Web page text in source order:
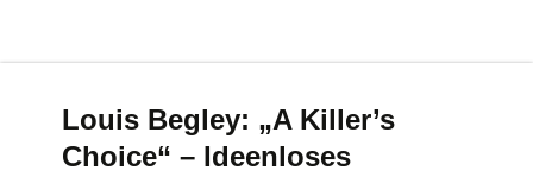
Louis Begley: „A Killer’s
Choice“ – Ideenloses